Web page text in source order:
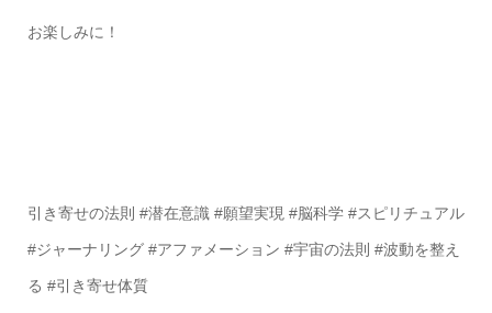
お楽しみに！
引き寄せの法則 #潜在意識 #願望実現 #脳科学 #スピリチュアル
#ジャーナリング #アファメーション #宇宙の法則 #波動を整え
る #引き寄せ体質